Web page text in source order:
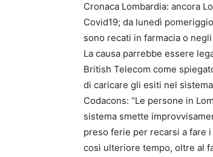
Cronaca Lombardia: ancora
Covid19; da lunedì
sono recati in farmacia o
La causa parrebbe essere
British Telecom come
di caricare gli esiti nel
Codacons: “Le persone in
sistema smette
preso ferie per recarsi a fare
così ulteriore tempo, oltre al